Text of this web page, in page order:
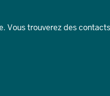
Vous trouverez des